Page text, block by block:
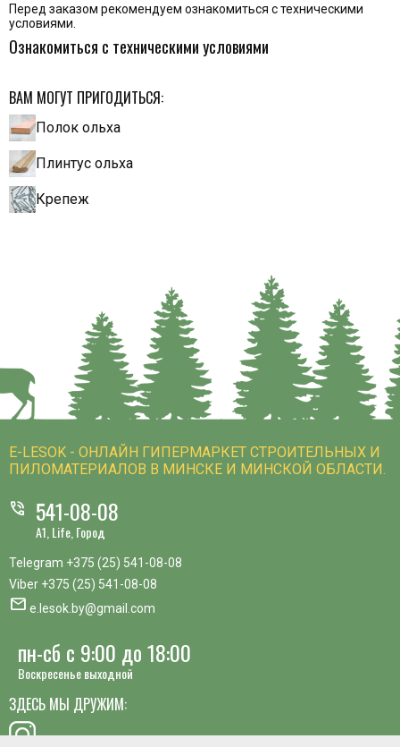
Перед заказом рекомендуем ознакомиться с техническими
условиями.
Ознакомиться с техническими условиями
ВАМ МОГУТ ПРИГОДИТЬСЯ:
Полок ольха
Плинтус ольха
Крепеж
E-LESOK - ОНЛАЙН ГИПЕРМАРКЕТ СТРОИТЕЛЬНЫХ И
ПИЛОМАТЕРИАЛОВ В МИНСКЕ И МИНСКОЙ ОБЛАСТИ.
phone_in_talk 541-08-08
A1, Life, Город
Telegram +375 (25) 541-08-08
Viber +375 (25) 541-08-08
mail e.lesok.by@gmail.com
пн-сб с 9:00 до 18:00
Воскресенье выходной
ЗДЕСЬ МЫ ДРУЖИМ: